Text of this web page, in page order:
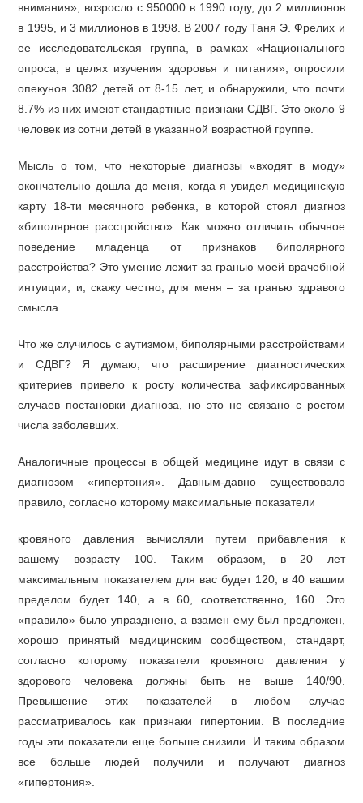
внимания», возросло с 950000 в 1990 году, до 2 миллионов
в 1995, и 3 миллионов в 1998. В 2007 году Таня Э. Фрелих и
ее исследовательская группа, в рамках «Национального
опроса, в целях изучения здоровья и питания», опросили
опекунов 3082 детей от 8-15 лет, и обнаружили, что почти
8.7% из них имеют стандартные признаки СДВГ. Это около 9
человек из сотни детей в указанной возрастной группе.
Мысль о том, что некоторые диагнозы «входят в моду»
окончательно дошла до меня, когда я увидел медицинскую
карту 18-ти месячного ребенка, в которой стоял диагноз
«биполярное расстройство». Как можно отличить обычное
поведение младенца от признаков биполярного
расстройства? Это умение лежит за гранью моей врачебной
интуиции, и, скажу честно, для меня – за гранью здравого
смысла.
Что же случилось с аутизмом, биполярными расстройствами
и СДВГ? Я думаю, что расширение диагностических
критериев привело к росту количества зафиксированных
случаев постановки диагноза, но это не связано с ростом
числа заболевших.
Аналогичные процессы в общей медицине идут в связи с
диагнозом «гипертония». Давным-давно существовало
правило, согласно которому максимальные показатели
кровяного давления вычисляли путем прибавления к
вашему возрасту 100. Таким образом, в 20 лет
максимальным показателем для вас будет 120, в 40 вашим
пределом будет 140, а в 60, соответственно, 160. Это
«правило» было упразднено, а взамен ему был предложен,
хорошо принятый медицинским сообществом, стандарт,
согласно которому показатели кровяного давления у
здорового человека должны быть не выше 140/90.
Превышение этих показателей в любом случае
рассматривалось как признаки гипертонии. В последние
годы эти показатели еще больше снизили. И таким образом
все больше людей получили и получают диагноз
«гипертония».